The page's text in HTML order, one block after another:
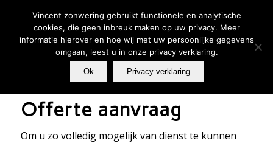
plannen
Offerte aanvraag
Om u zo volledig mogelijk van dienst te kunnen
Vincent zonwering gebruikt functionele en analytische
cookies, die geen inbreuk maken op uw privacy. Meer
informatie hierover en hoe wij met uw persoonlijke gegevens
omgaan, leest u in onze privacy verklaring.
Ok Privacy verklaring